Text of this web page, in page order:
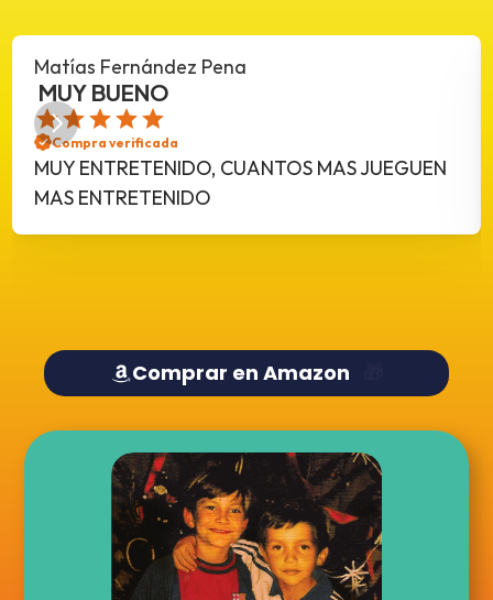
Matías Fernández Pena
MUY BUENO
Compra verificada
MUY ENTRETENIDO, CUANTOS MAS JUEGUEN
MAS ENTRETENIDO
Comprar en Amazon